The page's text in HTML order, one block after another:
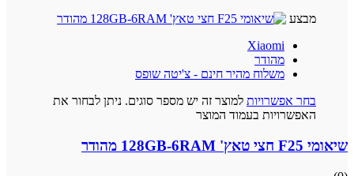
מבצע
Xiaomi
מהודר
משלוח מהיר חינם - צ'יטה שופס
בחר אפשרויות למוצר זה יש מספר סוגים. ניתן לבחור את
האפשרויות בעמוד המוצר
שיאומי F25 חצי טאץ' 128GB-6RAM מהודר